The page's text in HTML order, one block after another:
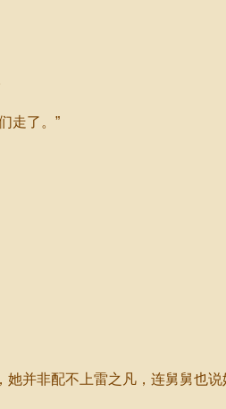
走了。”
并非配不上雷之凡，连舅舅也说